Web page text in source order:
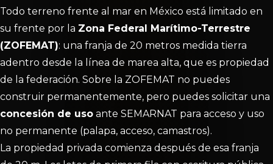
Todo terreno frente al mar en México está limitado en
su frente por la Zona Federal Marítimo-Terrestre
(ZOFEMAT): una franja de 20 metros medida tierra
adentro desde la línea de marea alta, que es propiedad
de la federación. Sobre la ZOFEMAT no puedes
construir permanentemente, pero puedes solicitar una
concesión de uso ante SEMARNAT para acceso y uso
no permanente (palapa, acceso, camastros).
La propiedad privada comienza después de esa franja